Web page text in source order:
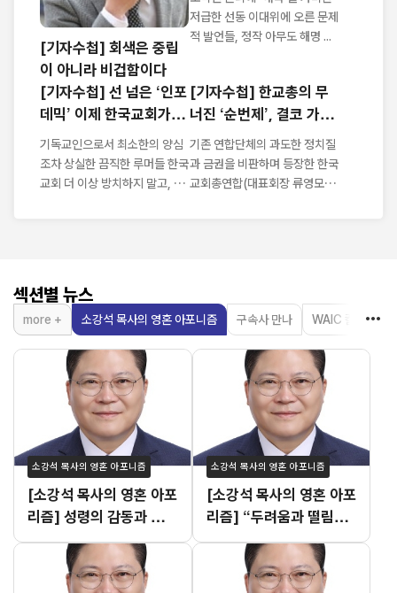
[기자수첩] 회색은 중립
이 아니라 비겁함이다
저급한 선동 이대위에 오른 문제
적 발언들, 정작 아무도 해명 ...
[기자수첩] 선 넘은 ‘인포
데믹’ 이제 한국교회가 나
서야
기독교인으로서 최소한의 양심
조차 상실한 끔직한 루머들 한국
교회 더 이상 방치하지 말고, 악
[기자수첩] 한교총의 무
너진 ‘순번제’, 결코 가볍
지 않다
기존 연합단체의 과도한 정치질
과 금권을 비판하며 등장한 한국
교회총연합(대표회장 류영모 목
섹션별 뉴스
소강석 목사의 영혼 아포니즘 구속사 만나 WAIC 칼럼
more +
소강석 목사의 영혼 아포니즘
[소강석 목사의 영혼 아포
리즘] 성령의 감동과 불안
이 공존하는 이유
소강석 목사의 영혼 아포니즘
[소강석 목사의 영혼 아포
리즘] “두려움과 떨림이
교차하는 시점”